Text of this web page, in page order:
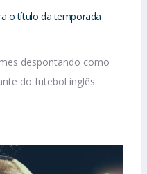
o título da temporada
despontando como
do futebol inglês.